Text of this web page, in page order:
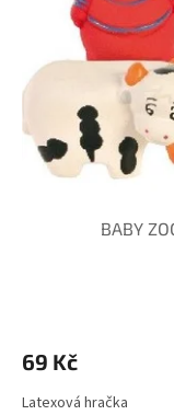
BABY
69 Kč
Latexová hračka